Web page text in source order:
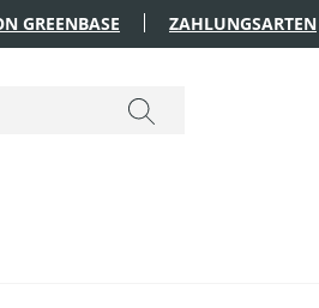
GREENBASE ZAHLUNGSARTEN